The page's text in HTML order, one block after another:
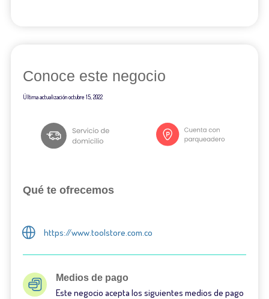
Conoce este negocio
Última actualizaciónoctubre 15, 2022
Qué te ofrecemos
https://www.toolstore.com.co
Medios de pago
Este negocio acepta los siguientes medios de pago